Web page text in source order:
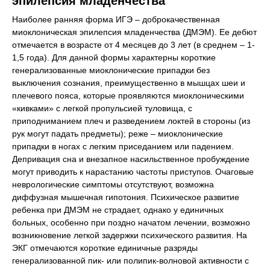
Наиболее ранняя форма ИГЭ – доброкачественная
миоклоническая эпилепсия младенчества (ДМЭМ). Ее дебют
отмечается в возрасте от 4 месяцев до 3 лет (в среднем – 1-
1,5 года). Для данной формы характерны короткие
генерализованные миоклонические припадки без
выключения сознания, преимущественно в мышцах шеи и
плечевого пояса, которые проявляются миоклоническими
«кивками» с легкой пропульсией туловища, с
приподниманием плеч и разведением локтей в стороны (из
рук могут падать предметы); реже – миоклонические
припадки в ногах с легким приседанием или падением.
Депривация сна и внезапное насильственное пробуждение
могут приводить к нарастанию частоты приступов. Очаговые
неврологические симптомы отсутствуют, возможна
диффузная мышечная гипотония. Психическое развитие
ребенка при ДМЭМ не страдает, однако у единичных
больных, особенно при поздно начатом лечении, возможно
возникновение легкой задержки психического развития. На
ЭКГ отмечаются короткие единичные разряды
генерализованной пик- или полипик-волновой активности с